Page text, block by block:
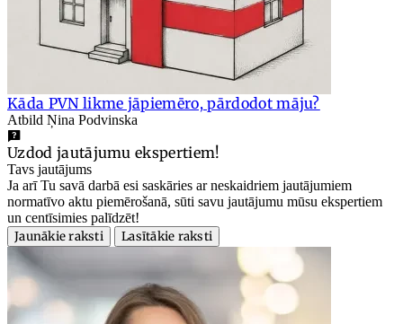
Kāda PVN likme jāpiemēro, pārdodot māju?
Atbild Ņina Podvinska
Uzdod jautājumu ekspertiem!
Tavs jautājums
Ja arī Tu savā darbā esi saskāries ar neskaidriem jautājumiem
normatīvo aktu piemērošanā, sūti savu jautājumu mūsu ekspertiem
un centīsimies palīdzēt!
Jaunākie raksti
Lasītākie raksti